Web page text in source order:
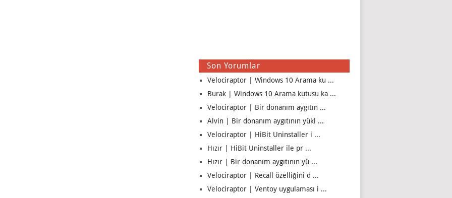
Son Yorumlar
Velociraptor | Windows 10 Arama ku ...
Burak | Windows 10 Arama kutusu ka ...
Velociraptor | Bir donanım aygıtın ...
Alvin | Bir donanım aygıtının yükl ...
Velociraptor | HiBit Uninstaller i ...
Hızır | HiBit Uninstaller ile pr ...
Hızır | Bir donanım aygıtının yü ...
Velociraptor | Recall özelliğini d ...
Velociraptor | Ventoy uygulaması i ...